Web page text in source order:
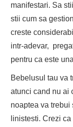
manifestari. Sa
stii cum sa
creste
intr-adevar,
pentru ca este
Bebelusul tau va
atunci cand nu ai
noaptea va trebui
linistesti. Crezi